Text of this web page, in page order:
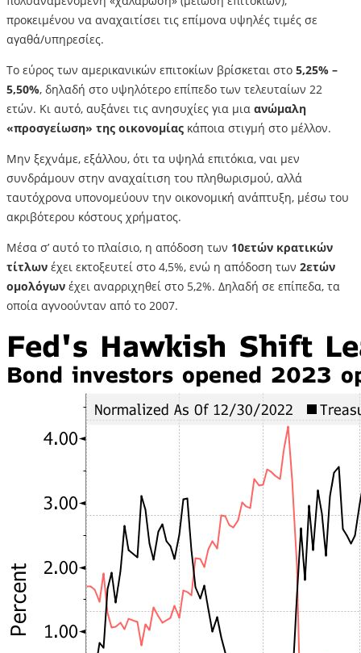
προκειμένου να αναχαιτίσει τις επίμονα υψηλές τιμές σε
αγαθά/υπηρεσίες.
Το εύρος των αμερικανικών επιτοκίων βρίσκεται στο 5,25% –
5,50%, δηλαδή στο υψηλότερο επίπεδο των τελευταίων 22
ετών. Κι αυτό, αυξάνει τις ανησυχίες για μια ανώμαλη
«προσγείωση» της οικονομίας κάποια στιγμή στο μέλλον.
Μην ξεχνάμε, εξάλλου, ότι τα υψηλά επιτόκια, ναι μεν
συνδράμουν στην αναχαίτιση του πληθωρισμού, αλλά
ταυτόχρονα υπονομεύουν την οικονομική ανάπτυξη, μέσω του
ακριβότερου κόστους χρήματος.
Μέσα σ’ αυτό το πλαίσιο, η απόδοση των 10ετών κρατικών
τίτλων έχει εκτοξευτεί στο 4,5%, ενώ η απόδοση των 2ετών
ομολόγων έχει αναρριχηθεί στο 5,2%. Δηλαδή σε επίπεδα, τα
οποία αγνοούνταν από το 2007.